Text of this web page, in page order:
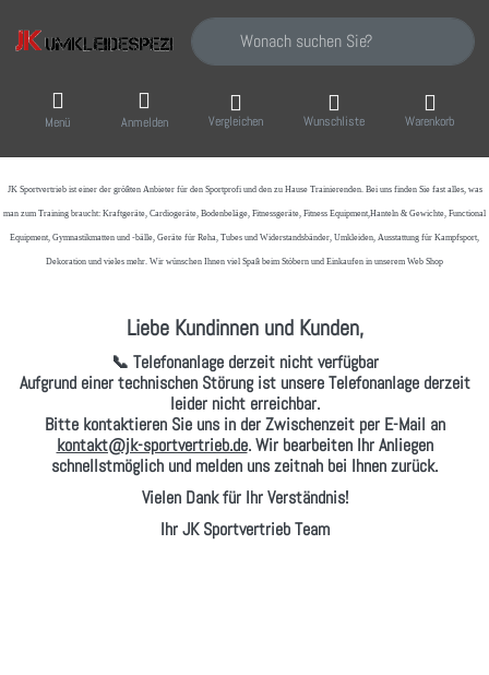
Geben Sie einen Suchbegriff ein. Während
Menü Anmelden Vergleichen Wunschliste Warenkorb
JK Sportvertrieb ist einer der größten Anbieter für den Sportprofi und den zu Hause Trainierenden. Bei uns finden Sie fast alles, was
man zum Training braucht: Kraftgeräte, Cardiogeräte, Bodenbeläge, Fitnessgeräte, Fitness Equipment,Hanteln & Gewichte, Functional
Equipment, Gymnastikmatten und -bälle, Geräte für Reha, Tubes und Widerstandsbänder, Umkleiden, Ausstattung für Kampfsport,
Dekoration und vieles mehr. Wir wünschen Ihnen viel Spaß beim Stöbern und Einkaufen in unserem Web Shop
Liebe Kundinnen und Kunden,
📞 Telefonanlage derzeit nicht verfügbar
Aufgrund einer technischen Störung ist unsere Telefonanlage derzeit
leider nicht erreichbar.
Bitte kontaktieren Sie uns in der Zwischenzeit per E-Mail an
kontakt@jk-sportvertrieb.de. Wir bearbeiten Ihr Anliegen
schnellstmöglich und melden uns zeitnah bei Ihnen zurück.
Vielen Dank für Ihr Verständnis!
Ihr JK Sportvertrieb Team